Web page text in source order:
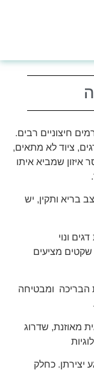
חיצוניים רבים.
ציוד לא מתאים,
איזון שמביא איתו
בריא ותקין, יש
ונוי
שקטים מציעים
הבריכה ומבטיחה
מאוזנת, שדרוג
יצירתן. כחלק